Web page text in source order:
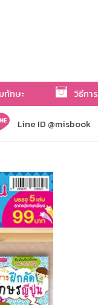
ทักษะ วิธีกา
Line ID @misbook